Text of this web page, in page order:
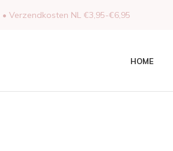
• Verzendkosten NL €3,95-€6,95
HOME